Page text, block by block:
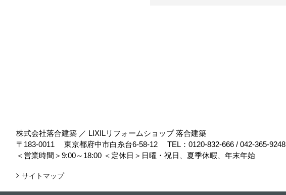
株式会社落合建築 ／ LIXILリフォームショップ 落合建築
〒183-0011
東京都府中市白糸台6-58-12 TEL： 0120-832-666 / 042-365-9248
＜営業時間＞9:00～18:00 ＜定休日＞日曜・祝日、夏季休暇、年末年始
サイトマップ